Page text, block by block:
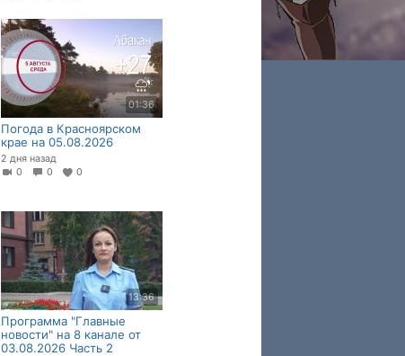
01:36
Погода в Красноярском
крае на 05.08.2026
2 дня назад
0
0 0
13:36
Программа "Главные
новости" на 8 канале от
03.08.2026 Часть 2